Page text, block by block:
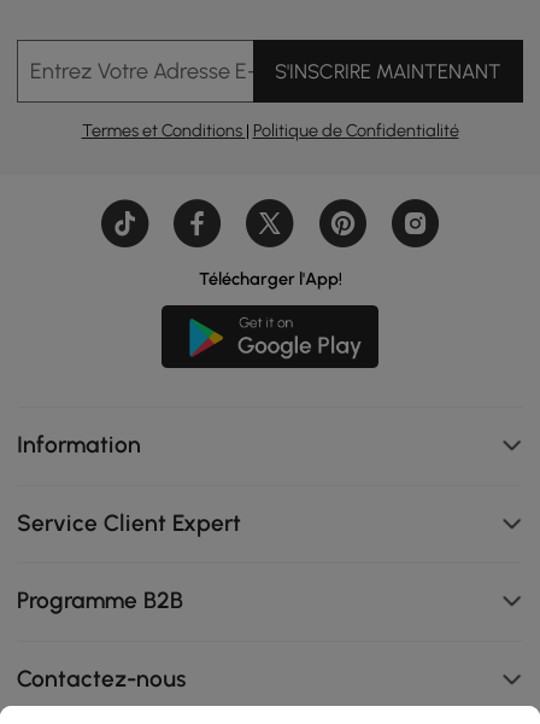
Entrez Votre Adresse E-mailS'INSCRIRE MAINTENANT
Termes et Conditions | Politique de Confidentialité
Télécharger l'App!
Information
Service Client Expert
Programme B2B
Contactez-nous